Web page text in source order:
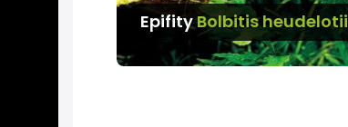
EpifityBolbitis heudelotii